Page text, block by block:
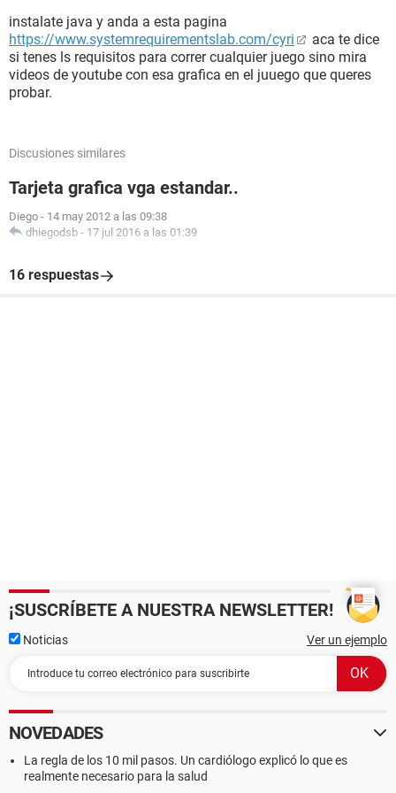
instalate java y anda a esta pagina
https://www.systemrequirementslab.com/cyri
aca te dice
si tenes ls requisitos para correr cualquier juego sino mira
videos de youtube con esa grafica en el juuego que queres
probar.
Discusiones similares
Tarjeta grafica vga estandar..
Diego - 14 may 2012 a las 09:38
dhiegodsb - 17 jul 2016 a las 01:39
16 respuestas
¡SUSCRÍBETE A NUESTRA NEWSLETTER!
Noticias Ver un ejemplo
NOVEDADES
La regla de los 10 mil pasos. Un cardiólogo explicó lo que es
realmente necesario para la salud